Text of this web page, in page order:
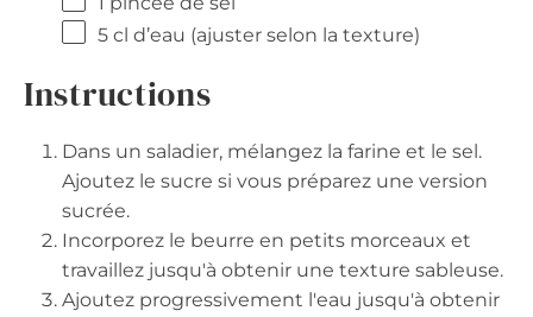
5 cl d’eau (ajuster selon la texture)
Instructions
Dans un saladier, mélangez la farine et le sel.
Ajoutez le sucre si vous préparez une version
sucrée.
Incorporez le beurre en petits morceaux et
travaillez jusqu'à obtenir une texture sableuse.
Ajoutez progressivement l'eau jusqu'à obtenir